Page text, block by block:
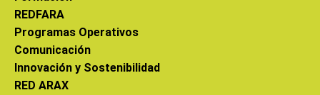
REDFARA
Programas Operativos
Comunicación
Innovación y Sostenibilidad
RED ARAX